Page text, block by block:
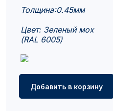
Толщина:0.45мм
Цвет: Зеленый мох
(RAL 6005)
Добавить в корзину